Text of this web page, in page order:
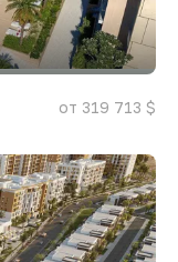
от 319 713 $